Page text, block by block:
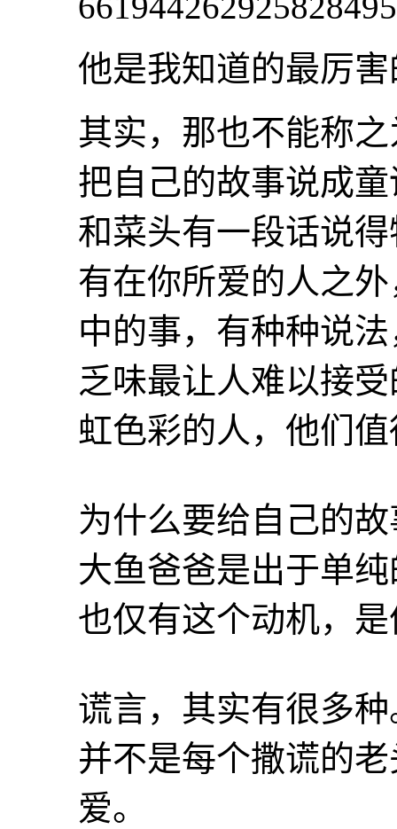
他是我知道的最厉
其实，那也不能称
把自己的故事说成
和菜头有一段话说
有在你所爱的人之
中的事，有种种说
乏味最让人难以接
虹色彩的人，他们
为什么要给自己的
大鱼爸爸是出于单
也仅有这个动机，
谎言，其实有很多种
并不是每个撒谎的
爱。